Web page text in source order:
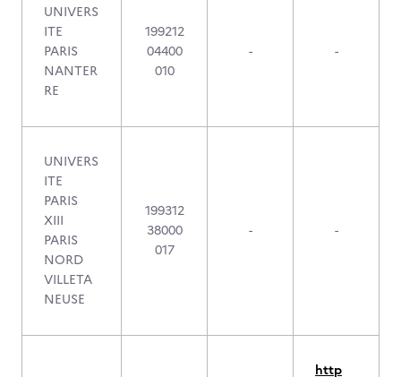
UNIVERS
ITE
PARIS
NANTER
RE
199212
04400
010
- -
UNIVERS
ITE
PARIS
XIII
PARIS
NORD
VILLETA
NEUSE
199312
38000
017
- -
http